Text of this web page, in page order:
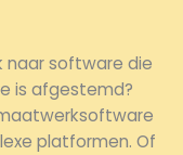
naar software die
is afgestemd?
platformen. Of